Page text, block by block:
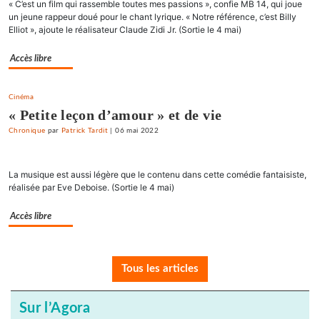
« C’est un film qui rassemble toutes mes passions », confie MB 14, qui joue
un jeune rappeur doué pour le chant lyrique. « Notre référence, c’est Billy
Elliot », ajoute le réalisateur Claude Zidi Jr. (Sortie le 4 mai)
Accès libre
Cinéma
« Petite leçon d’amour » et de vie
Chronique par Patrick Tardit |06 mai 2022
La musique est aussi légère que le contenu dans cette comédie fantaisiste,
réalisée par Eve Deboise. (Sortie le 4 mai)
Accès libre
Tous les articles
Sur l’Agora